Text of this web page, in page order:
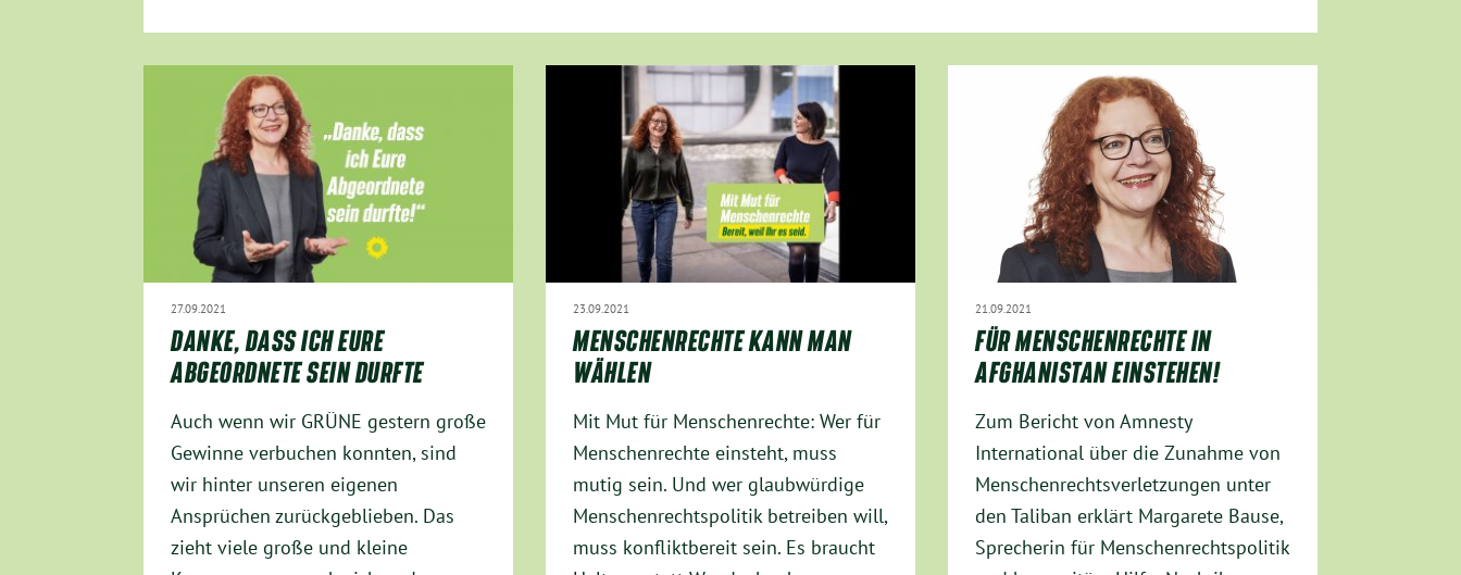
27.09.2021
DANKE, DASS ICH EURE
ABGEORDNETE SEIN DURFTE
Auch wenn wir GRÜNE gestern große
Gewinne verbuchen konnten, sind
wir hinter unseren eigenen
Ansprüchen zurückgeblieben. Das
zieht viele große und kleine
23.09.2021
MENSCHENRECHTE KANN MAN
WÄHLEN
Mit Mut für Menschenrechte: Wer für
Menschenrechte einsteht, muss
mutig sein. Und wer glaubwürdige
Menschenrechtspolitik betreiben will,
muss konfliktbereit sein. Es braucht
21.09.2021
FÜR MENSCHENRECHTE IN
AFGHANISTAN EINSTEHEN!
Zum Bericht von Amnesty
International über die Zunahme von
Menschenrechtsverletzungen unter
den Taliban erklärt Margarete Bause,
Sprecherin für Menschenrechtspolitik